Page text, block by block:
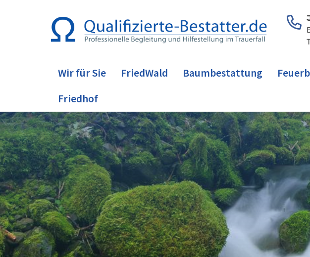
Wir für Sie FriedWald Baumbestattung
Friedhof